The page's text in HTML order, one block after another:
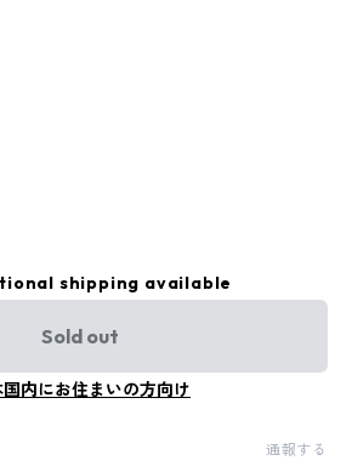
shipping available
Sold out
国内にお住まいの方向け
通報する